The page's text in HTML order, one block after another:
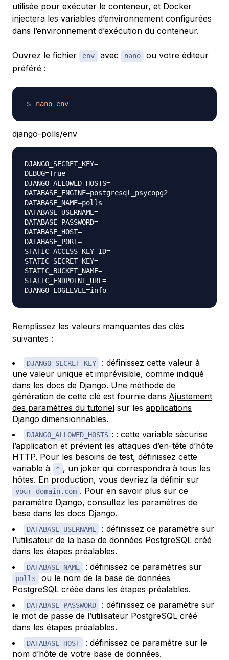
utilisée pour exécuter le conteneur, et Docker
injectera les variables d’environnement configurées
dans l’environnement d’exécution du conteneur.
Ouvrez le fichier env avec nano
ou votre éditeur
préféré :
nano env
django-polls/env
DJANGO_SECRET_KEY=
DEBUG=True
DJANGO_ALLOWED_HOSTS=
DATABASE_ENGINE=postgresql_psycopg2
DATABASE_NAME=polls
DATABASE_USERNAME=
DATABASE_PASSWORD=
DATABASE_HOST=
DATABASE_PORT=
STATIC_ACCESS_KEY_ID=
STATIC_SECRET_KEY=
STATIC_BUCKET_NAME=
STATIC_ENDPOINT_URL=
Remplissez les valeurs manquantes des clés
suivantes :
DJANGO_SECRET_KEY
: définissez cette valeur à
une valeur unique et imprévisible, comme indiqué
dans les docs de Django. Une méthode de
génération de cette clé est fournie dans Ajustement
des paramètres du tutoriel sur les applications
Django dimensionnables.
DJANGO_ALLOWED_HOSTS : : cette variable sécurise
l’application et prévient les attaques d’en-tête d’hôte
HTTP. Pour les besoins de test, définissez cette
variable à
* , un joker qui correspondra à tous les
hôtes. En production, vous devriez la définir sur
your_domain.com . Pour en savoir plus sur ce
paramètre Django, consultez les paramètres de
base dans les docs Django.
DATABASE_USERNAME
: définissez ce paramètre sur
l’utilisateur de la base de données PostgreSQL créé
dans les étapes préalables.
DATABASE_NAME : définissez ce paramètres sur
polls
ou le nom de la base de données
PostgreSQL créée dans les étapes préalables.
DATABASE_PASSWORD
: définissez ce paramètre sur
le mot de passe de l’utilisateur PostgreSQL créé
dans les étapes préalables.
DATABASE_HOST
: définissez ce paramètre sur le
nom d’hôte de votre base de données.